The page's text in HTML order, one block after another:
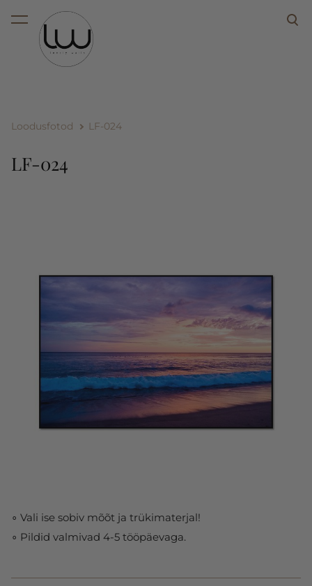
lisati ostukorvi.
Loodusfotod LF-024
LF-024
∘ Vali ise sobiv mõõt ja trükimaterjal!
∘ Pildid valmivad 4-5 tööpäevaga.